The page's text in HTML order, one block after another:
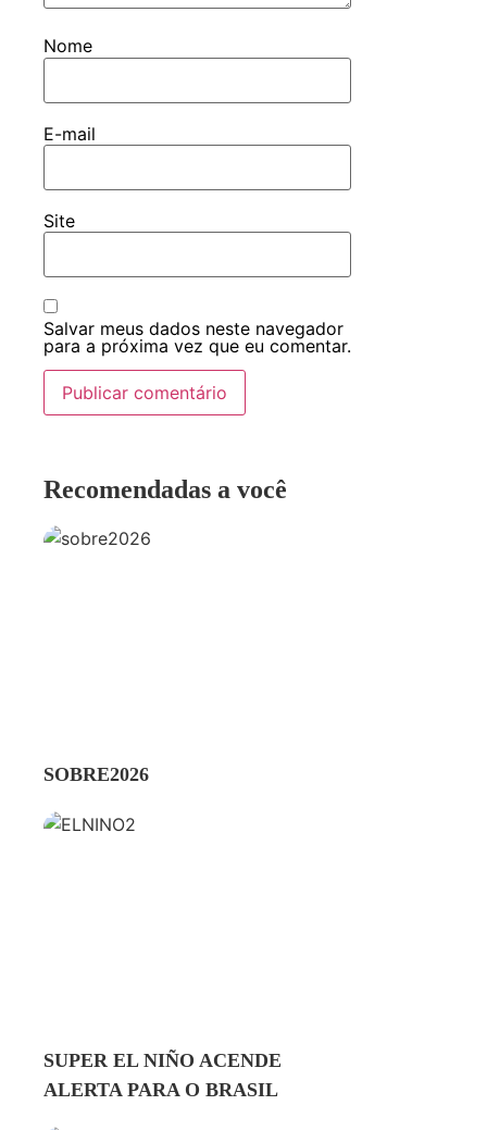
Nome
E-mail
Site
Salvar meus dados neste navegador
para a próxima vez que eu comentar.
Recomendadas a você
SOBRE2026
SUPER EL NIÑO ACENDE
ALERTA PARA O BRASIL